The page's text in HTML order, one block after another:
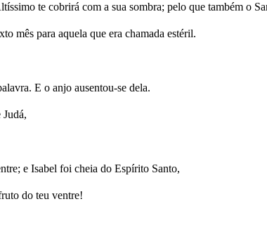
te cobrirá com a sua sombra; pelo que também o
mês para aquela que era chamada estéril.
E o anjo ausentou-se dela.
Judá,
e Isabel foi cheia do Espírito Santo,
do teu ventre!